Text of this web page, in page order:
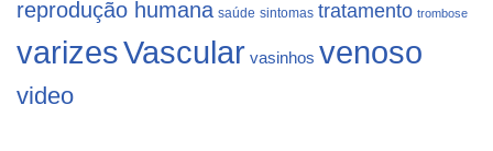
reprodução humana saúde sintomas tratamento trombose
varizesVascular vasinhos venoso
video